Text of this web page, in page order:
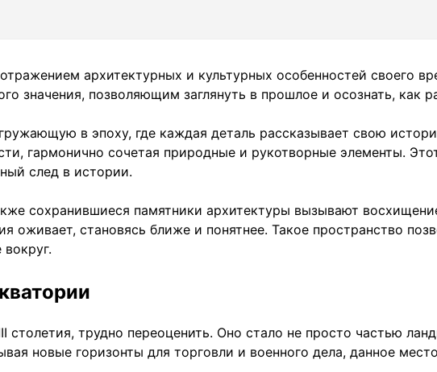
архитектурных и культурных особенностей своего
значения, позволяющим заглянуть в прошлое и осознать, как
в эпоху, где каждая деталь рассказывает свою
гармонично сочетая природные и рукотворные элементы.
след в истории.
сохранившиеся памятники архитектуры вызывают
оживает, становясь ближе и понятнее. Такое пространство
столетия, трудно переоценить. Оно стало не просто частью
новые горизонты для торговли и военного дела, данное